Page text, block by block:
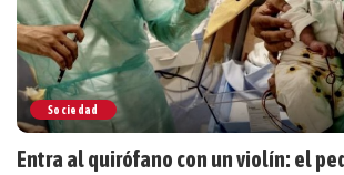
Sociedad
Entra al quirófano con un violín: el